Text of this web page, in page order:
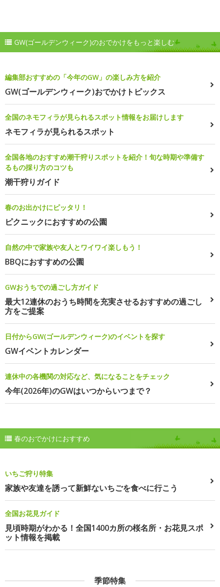
GW(ゴールデンウィーク)のおでかけをもっと楽しむ
編集部おすすめの「今年のGW」の楽しみ方を紹介
GW(ゴールデンウィーク)おでかけトピックス
全国のネモフィラが見られるスポット情報をお届けします
ネモフィラが見られるスポット
全国各地のおすすめ潮干狩りスポットを紹介！旬な時期や準備す
るもの採り方のコツも
潮干狩りガイド
春のお出かけにピッタリ！
ピクニックにおすすめの公園
自然の中で家族や友人とワイワイ楽しもう！
BBQにおすすめの公園
GWおうちでの過ごし方ガイド
最大12連休のおうち時間を充実させるおすすめの過ごし
方をご提案
日付からGW(ゴールデンウィーク)のイベントを探す
GWイベントカレンダー
連休中の各機関の対応など、気になることをチェック
今年(2026年)のGWはいつからいつまで？
春のおでかけにおすすめ
いちご狩り特集
家族や友達を誘って新鮮ないちごを食べに行こう
全国お花見ガイド
見頃時期がわかる！全国1400カ所の桜名所・お花見スポ
ット情報を掲載
季節特集